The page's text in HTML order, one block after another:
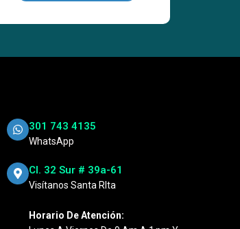
301 743 4135
WhatsApp
Cl. 32 Sur # 39a-61
Visítanos Santa RIta
Horario De Atención: